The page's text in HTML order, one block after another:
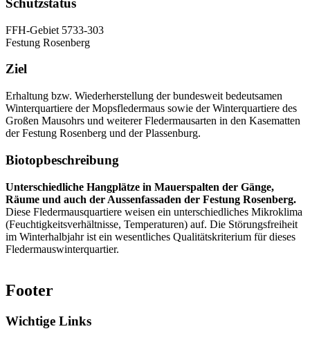
Schutzstatus
FFH-Gebiet 5733-303
Festung Rosenberg
Ziel
Erhaltung bzw. Wiederherstellung der bundesweit bedeutsamen
Winterquartiere der Mopsfledermaus sowie der Winterquartiere des
Großen Mausohrs und weiterer Fledermausarten in den Kasematten
der Festung Rosenberg und der Plassenburg.
Biotopbeschreibung
Unterschiedliche Hangplätze in Mauerspalten der Gänge,
Räume und auch der Aussenfassaden der Festung Rosenberg.
Diese Fledermausquartiere weisen ein unterschiedliches Mikroklima
(Feuchtigkeitsverhältnisse, Temperaturen) auf. Die Störungsfreiheit
im Winterhalbjahr ist ein wesentliches Qualitätskriterium für dieses
Fledermauswinterquartier.
Footer
Wichtige Links